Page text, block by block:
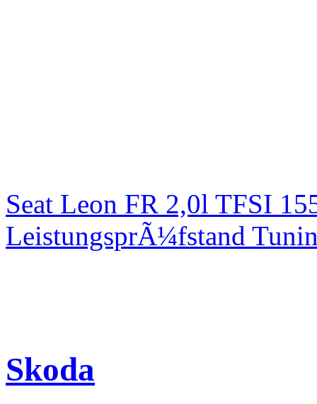
Seat Leon FR 2,0l TFSI
LeistungsprÃ¼fstand
Skoda